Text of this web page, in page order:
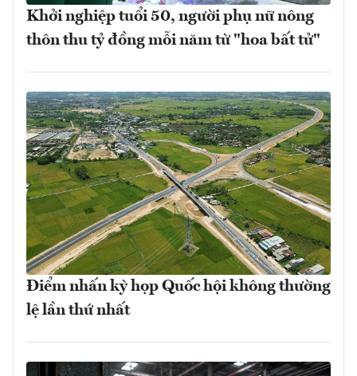
Khởi nghiệp tuổi 50, người phụ nữ nông
thôn thu tỷ đồng mỗi năm từ "hoa bất tử"
Điểm nhấn kỳ họp Quốc hội không thường
lệ lần thứ nhất